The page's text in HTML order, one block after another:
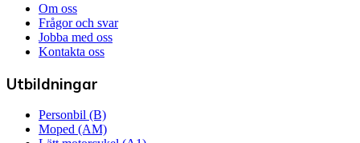
Om oss
Frågor och svar
Jobba med oss
Kontakta oss
Utbildningar
Personbil (B)
Moped (AM)